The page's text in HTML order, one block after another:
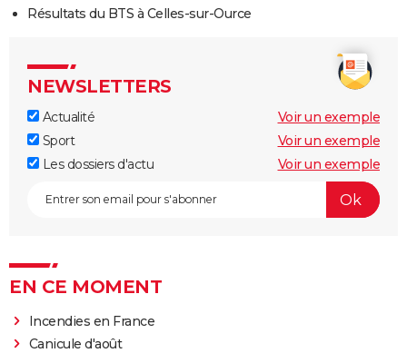
Résultats du BTS à Celles-sur-Ource
NEWSLETTERS
Actualité
Voir un exemple
Sport
Voir un exemple
Les dossiers d'actu
Voir un exemple
EN CE MOMENT
Incendies en France
Canicule d'août